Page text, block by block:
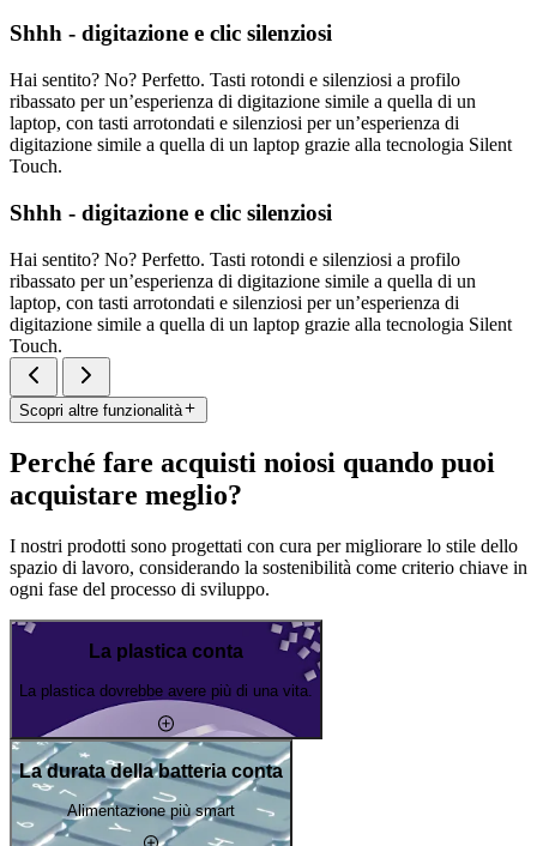
Shhh - digitazione e clic silenziosi
Hai sentito? No? Perfetto. Tasti rotondi e silenziosi a profilo
ribassato per un’esperienza di digitazione simile a quella di un
laptop, con tasti arrotondati e silenziosi per un’esperienza di
digitazione simile a quella di un laptop grazie alla tecnologia Silent
Touch.
Shhh - digitazione e clic silenziosi
Hai sentito? No? Perfetto. Tasti rotondi e silenziosi a profilo
ribassato per un’esperienza di digitazione simile a quella di un
laptop, con tasti arrotondati e silenziosi per un’esperienza di
digitazione simile a quella di un laptop grazie alla tecnologia Silent
Touch.
Scopri altre funzionalità
Perché fare acquisti noiosi quando puoi
acquistare meglio?
I nostri prodotti sono progettati con cura per migliorare lo stile dello
spazio di lavoro, considerando la sostenibilità come criterio chiave in
ogni fase del processo di sviluppo.
La plastica conta
La plastica dovrebbe avere più di una vita.
La durata della batteria conta
Alimentazione più smart